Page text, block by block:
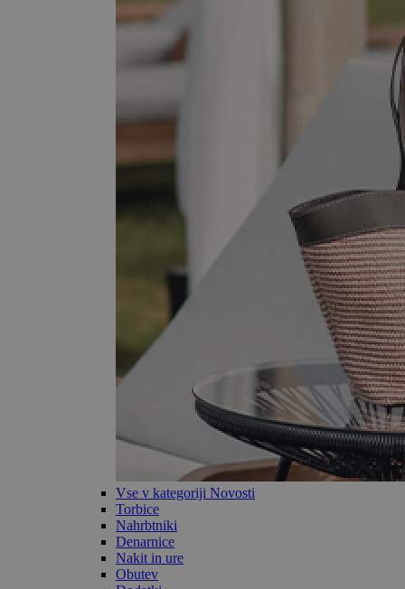
Vse v kategoriji Novosti
Torbice
Nahrbtniki
Denarnice
Nakit in ure
Obutev